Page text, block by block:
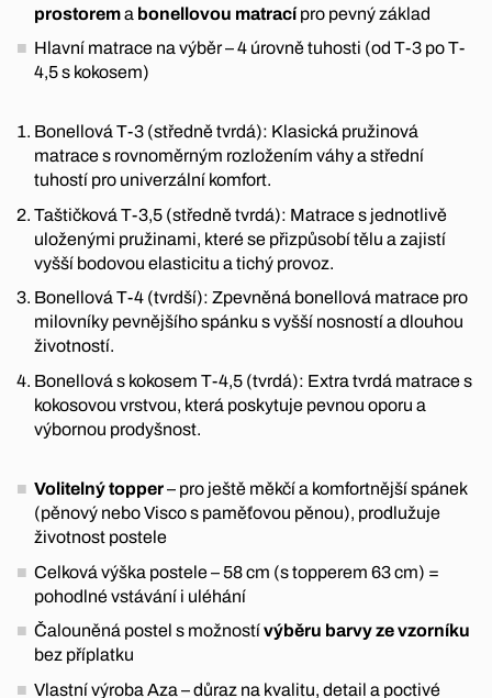
prostorema bonellovou matracípro pevný základ
Hlavní matrace na výběr – 4 úrovně tuhosti (od T-3 po T-
4,5 s kokosem)
Bonellová T-3 (středně tvrdá): Klasická pružinová
matrace s rovnoměrným rozložením váhy a střední
tuhostí pro univerzální komfort.
Taštičková T-3,5 (středně tvrdá): Matrace s jednotlivě
uloženými pružinami, které se přizpůsobí tělu a zajistí
vyšší bodovou elasticitu a tichý provoz.
Bonellová T-4 (tvrdší): Zpevněná bonellová matrace pro
milovníky pevnějšího spánku s vyšší nosností a dlouhou
životností.
Bonellová s kokosem T-4,5 (tvrdá): Extra tvrdá matrace s
kokosovou vrstvou, která poskytuje pevnou oporu a
výbornou prodyšnost.
Volitelný topper– pro ještě měkčí a komfortnější spánek
(pěnový nebo Visco s paměťovou pěnou), prodlužuje
životnost postele
Celková výška postele – 58 cm (s topperem 63 cm) =
pohodlné vstávání i uléhání
Čalouněná postel s možnostívýběru barvy ze vzorníku
bez příplatku
Vlastní výroba Aza – důraz na kvalitu, detail a poctivé